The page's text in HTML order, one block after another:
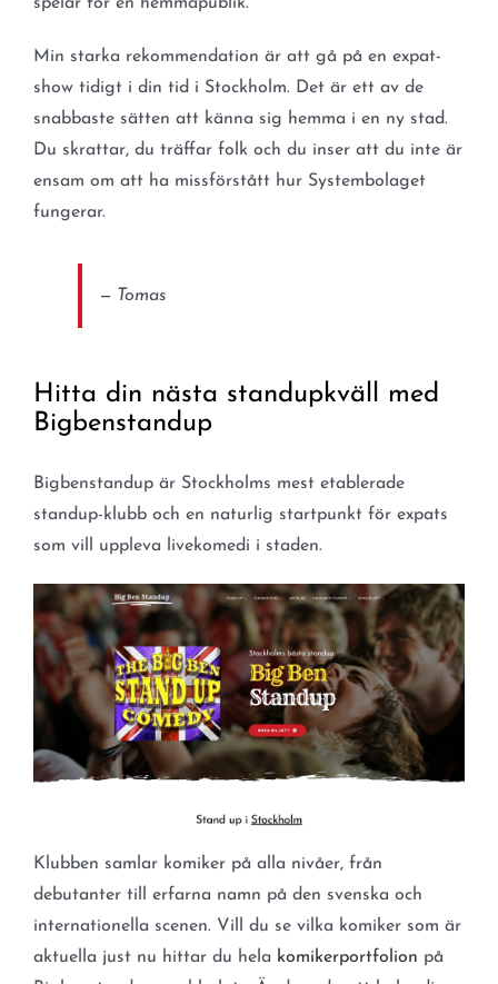
Min starka rekommendation är att gå på en expat-
show tidigt i din tid i Stockholm. Det är ett av de
snabbaste sätten att känna sig hemma i en ny stad.
Du skrattar, du träffar folk och du inser att du inte är
ensam om att ha missförstått hur Systembolaget
fungerar.
— Tomas
Hitta din nästa standupkväll med
Bigbenstandup
Bigbenstandup är Stockholms mest etablerade
standup-klubb och en naturlig startpunkt för expats
som vill uppleva livekomedi i staden.
Klubben samlar komiker på alla nivåer, från
debutanter till erfarna namn på den svenska och
internationella scenen. Vill du se vilka komiker som är
aktuella just nu hittar du hela komikerportfolion på